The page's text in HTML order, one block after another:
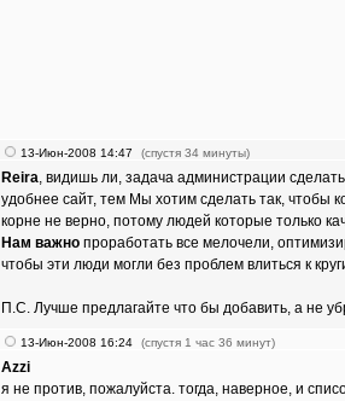
13-Июн-2008 14:47 (спустя 34 минуты)
Reira, видишь ли, задача администрации
удобнее сайт, тем Мы хотим сделать так, чтобы
корне не верно, потому людей которые только
Нам важно проработать все мелочели,
чтобы эти люди могли без проблем влиться к
П.С. Лучше предлагайте что бы добавить, а не
13-Июн-2008 16:24 (спустя 1 час 36 минут)
Azzi
я не против, пожалуйста. тогда, наверное, и